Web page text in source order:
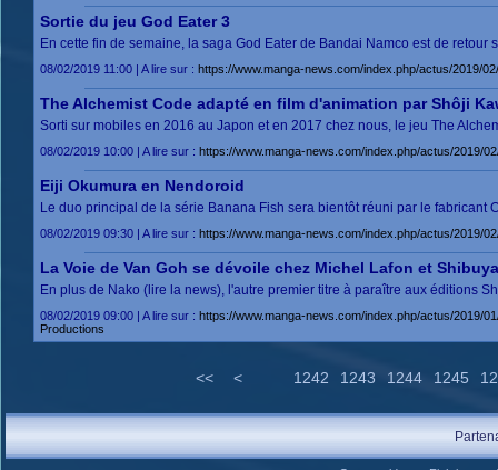
Sortie du jeu God Eater 3
En cette fin de semaine, la saga God Eater de Bandai Namco est de
08/02/2019 11:00 | A lire sur : https://www.manga-news.com/index.php/actus/2019/
The Alchemist Code adapté en film d'animation par Shôji
Sorti sur mobiles en 2016 au Japon et en 2017 chez nous, le jeu The
08/02/2019 10:00 | A lire sur : https://www.manga-news.com/index.php/actus/2019/
Eiji Okumura en Nendoroid
Le duo principal de la série Banana Fish sera bientôt réuni par le
08/02/2019 09:30 | A lire sur : https://www.manga-news.com/index.php/actus/2019/
La Voie de Van Goh se dévoile chez Michel Lafon et
En plus de Nako (lire la news), l'autre premier titre à paraître aux éditions
08/02/2019 09:00 | A lire sur : https://www.manga-news.com/index.php/actus/2019/
Productions
<< < 1242 1243 1244 1245